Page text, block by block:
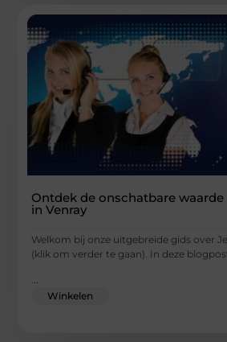
Ontdek de onschatbare
in Venray
Welkom bij onze uitgebreide gids over
(klik om verder te gaan). In deze
...
Winkelen